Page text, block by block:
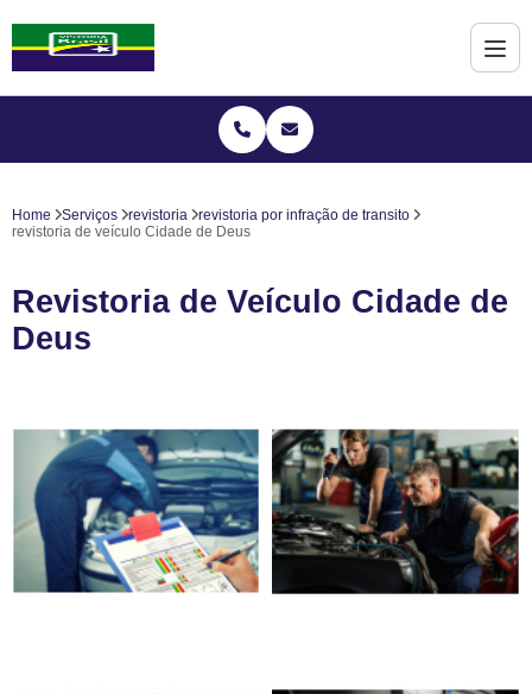
Home Serviços revistoria
revistoria por infração de transito
revistoria de veículo Cidade de Deus
Revistoria de Veículo Cidade de
Deus